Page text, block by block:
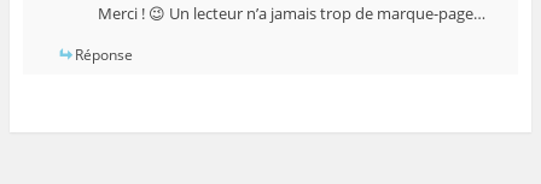
Merci ! 😉 Un lecteur n’a jamais trop de marque-page…
Réponse